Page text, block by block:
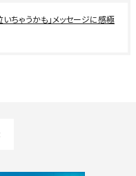
いちゃうかも」メッセージに感極